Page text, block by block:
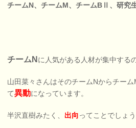
チームN、チームM、チームBⅡ、研究
チームN に人気がある人材が集中する
山田菜々さんはそのチームNからチー
て異動になっています。
半沢直樹みたく、 出向ってことでしょ